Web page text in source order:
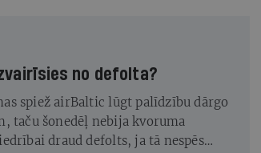
no defolta?
spiež airBaltic lūgt palīdzību dārgo
taču šonedēļ nebija kvoruma
draud defolts, ja tā nespēs